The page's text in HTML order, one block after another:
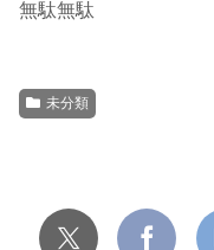
無駄無駄
未分類